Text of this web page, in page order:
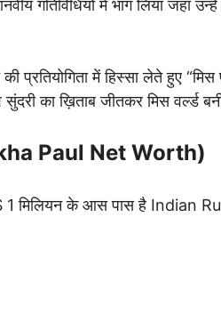
गतिविधियों में भाग लिया जहां
प्रतियोगिता में हिस्सा लेते हुए
का ख़िताब जीतकर मिस वर्ल्ड
Paul Net Worth)
मिलियन के आस पास है Indian